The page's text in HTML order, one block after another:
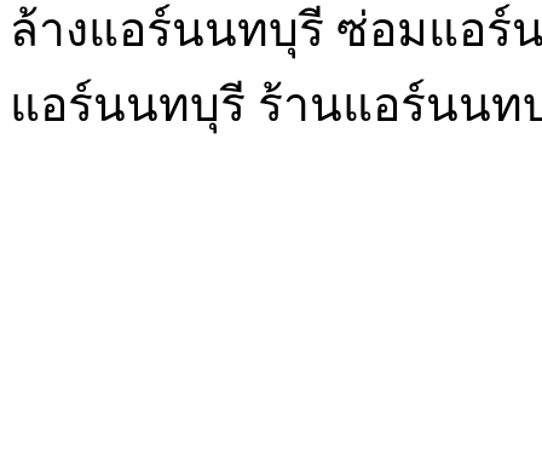
ล้างแอร์นนทบุรี ซ่อมแอร์
แอร์นนทบุรี ร้านแอร์นนท